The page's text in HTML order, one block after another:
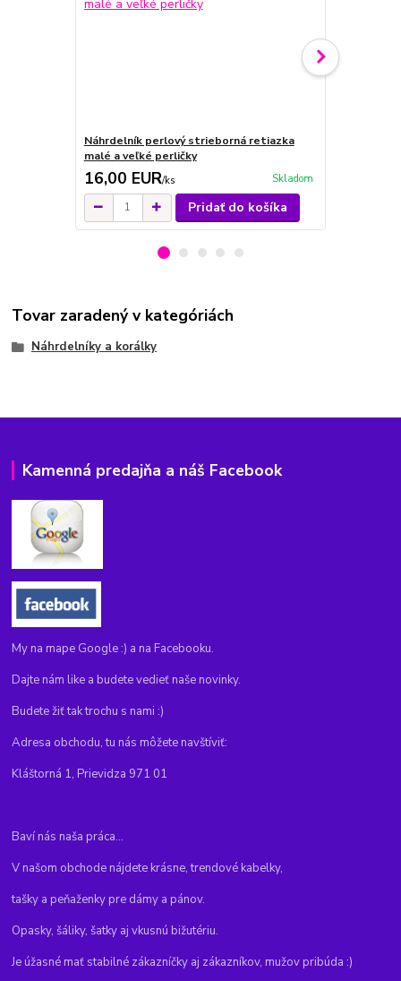
Náhrdelník perlový strieborná retiazka
malé a veľké perličky
16,00 EUR/ks Skladom
Pridať do košíka
Tovar zaradený v kategóriách
Náhrdelníky a korálky
Kamenná predajňa a náš Facebook
My na mape Google :) a na Facebooku.
Dajte nám like a budete vedieť naše novinky.
Budete žiť tak trochu s nami :)
Adresa obchodu, tu nás môžete navštíviť:
Kláštorná 1, Prievidza 971 01
Baví nás naša práca...
V našom obchode nájdete krásne, trendové kabelky,
tašky a peňaženky pre dámy a pánov.
Opasky, šáliky, šatky aj vkusnú bižutériu.
Je úžasné mať stabilné zákazníčky aj zákazníkov, mužov pribúda :)